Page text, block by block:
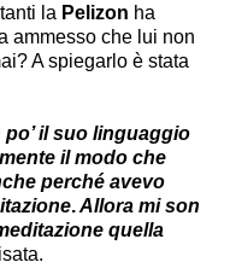
la Pelizon ha
ammesso che lui non
A spiegarlo è stata
il suo linguaggio
il modo che
perché avevo
.Allora mi son
quella